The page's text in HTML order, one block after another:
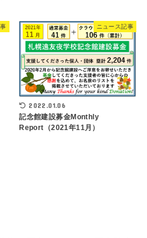
ニュース記事
2022.01.06
記念館建設募金Monthly
Report（2021年11月）